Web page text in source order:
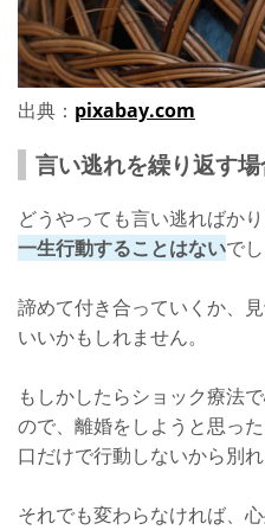
出典： pixabay.com
言い逃れを繰り返す
どうやっても言い逃ればか
一生行動することはないでし
諦めて付き合っていくか、
いいかもしれません。
もしかしたらショック療法
ので、離婚をしようと思っ
口だけで行動しないから別
それでも変わらなければ、